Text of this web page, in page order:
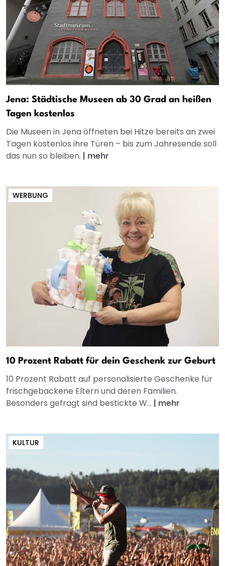
Jena: Städtische Museen ab 30 Grad an heißen
Tagen kostenlos
Die Museen in Jena öffneten bei Hitze bereits an zwei
Tagen kostenlos ihre Türen – bis zum Jahresende soll
das nun so bleiben. | mehr
WERBUNG
10 Prozent Rabatt für dein Geschenk zur Geburt
10 Prozent Rabatt auf personalisierte Geschenke für
frischgebackene Eltern und deren Familien.
Besonders gefragt sind bestickte W... | mehr
KULTUR